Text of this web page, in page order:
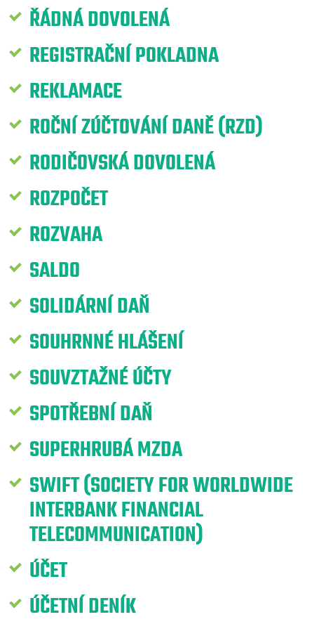
ŘÁDNÁ DOVOLENÁ
REGISTRAČNÍ POKLADNA
REKLAMACE
ROČNÍ ZÚČTOVÁNÍ DANĚ (RZD)
RODIČOVSKÁ DOVOLENÁ
ROZPOČET
ROZVAHA
SALDO
SOLIDÁRNÍ DAŇ
SOUHRNNÉ HLÁŠENÍ
SOUVZTAŽNÉ ÚČTY
SPOTŘEBNÍ DAŇ
SUPERHRUBÁ MZDA
SWIFT (SOCIETY FOR WORLDWIDE
INTERBANK FINANCIAL
TELECOMMUNICATION)
ÚČET
ÚČETNÍ DENÍK